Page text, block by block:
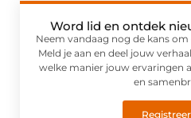
Word lid en ontdek
Neem vandaag nog de kans
Meld je aan en deel jouw
welke manier jouw ervaringen
en